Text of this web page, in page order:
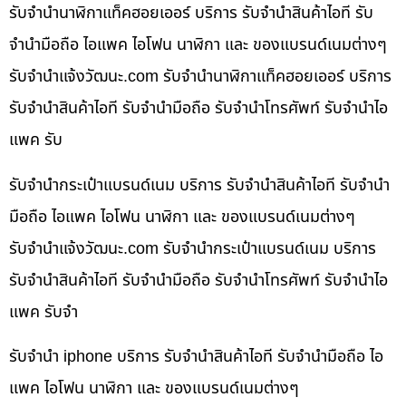
รับจำนำนาฬิกาแท็คฮอยเออร์ บริการ รับจำนำสินค้าไอที รับ
จำนำมือถือ ไอแพค ไอโฟน นาฬิกา และ ของแบรนด์เนมต่างๆ
รับจํานําแจ้งวัฒนะ.com รับจำนำนาฬิกาแท็คฮอยเออร์ บริการ
รับจำนำสินค้าไอที รับจำนำมือถือ รับจำนำโทรศัพท์ รับจำนำไอ
แพค รับ
รับจำนำกระเป๋าแบรนด์เนม บริการ รับจำนำสินค้าไอที รับจำนำ
มือถือ ไอแพค ไอโฟน นาฬิกา และ ของแบรนด์เนมต่างๆ
รับจํานําแจ้งวัฒนะ.com รับจำนำกระเป๋าแบรนด์เนม บริการ
รับจำนำสินค้าไอที รับจำนำมือถือ รับจำนำโทรศัพท์ รับจำนำไอ
แพค รับจำ
รับจำนำ iphone บริการ รับจำนำสินค้าไอที รับจำนำมือถือ ไอ
แพค ไอโฟน นาฬิกา และ ของแบรนด์เนมต่างๆ